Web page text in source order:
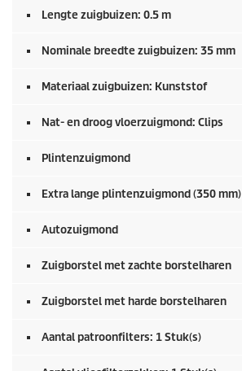
Lengte zuigbuizen: 0.5 m
Nominale breedte zuigbuizen: 35 mm
Materiaal zuigbuizen: Kunststof
Nat- en droog vloerzuigmond: Clips
Plintenzuigmond
Extra lange plintenzuigmond (350 mm)
Autozuigmond
Zuigborstel met zachte borstelharen
Zuigborstel met harde borstelharen
Aantal patroonfilters: 1 Stuk(s)